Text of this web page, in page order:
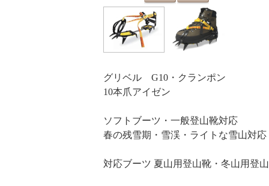
グリベル G10・クランポン
10本爪アイゼン
ソフトブーツ・一般登山靴対応
春の残雪期・雪渓・ライトな雪山対応
対応ブーツ 夏山用登山靴・冬山用登